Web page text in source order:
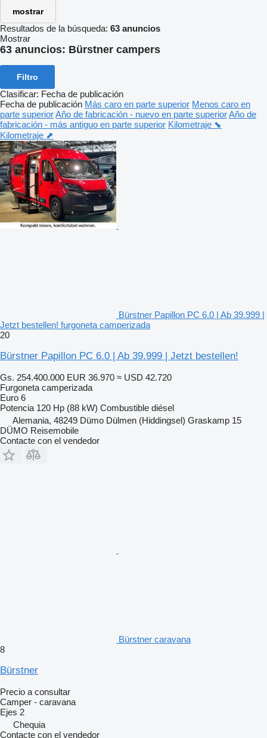
mostrar
Resultados de la búsqueda: 63 anuncios
Mostrar
63 anuncios: Bürstner campers
Filtro
Clasificar: Fecha de publicación
Fecha de publicación Más caro en parte superior Menos caro en
parte superiorAño de fabricación - nuevo en parte superiorAño de
fabricación - más antiguo en parte superior Kilometraje ⬊
Kilometraje ⬈
Bürstner Papillon PC 6.0 | Ab 39.999 |
Jetzt bestellen! furgoneta camperizada
20
Bürstner Papillon PC 6.0 | Ab 39.999 | Jetzt bestellen!
Gs. 254.400.000 EUR 36.970 ≈ USD 42.720
Furgoneta camperizada
Euro 6
Potencia 120 Hp (88 kW) Combustible diésel
Alemania, 48249 Dümo Dülmen (Hiddingsel) Graskamp 15
DÜMO Reisemobile
Contacte con el vendedor
Bürstner caravana
8
Bürstner
Precio a consultar
Camper - caravana
Ejes 2
Chequia
Contacte con el vendedor